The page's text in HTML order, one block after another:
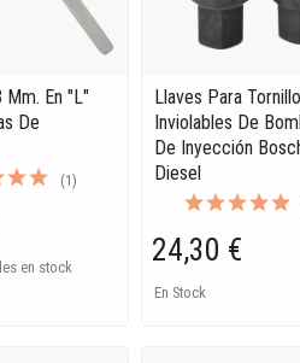
Mm. En "L"
De
(1)
en stock
Llaves Para
Inviolables De
De Inyección
Diesel
24,30 €
En Stock